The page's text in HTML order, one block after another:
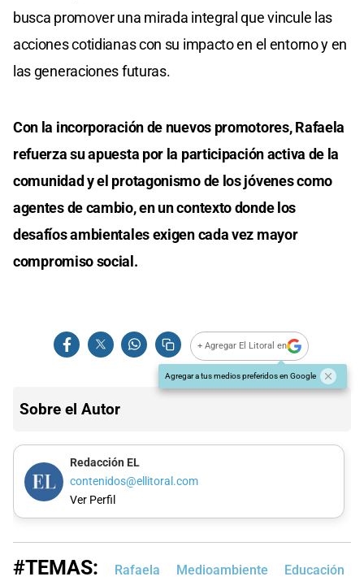
busca promover una mirada integral que vincule las
acciones cotidianas con su impacto en el entorno y en
las generaciones futuras.
Con la incorporación de nuevos promotores, Rafaela
refuerza su apuesta por la participación activa de la
comunidad y el protagonismo de los jóvenes como
agentes de cambio, en un contexto donde los
desafíos ambientales exigen cada vez mayor
compromiso social.
+ Agregar El Litoral en
Agregar a tus medios preferidos en Google
Sobre el Autor
Redacción EL
contenidos@ellitoral.com
Ver Perfil
#TEMAS: Rafaela Medioambiente Educación